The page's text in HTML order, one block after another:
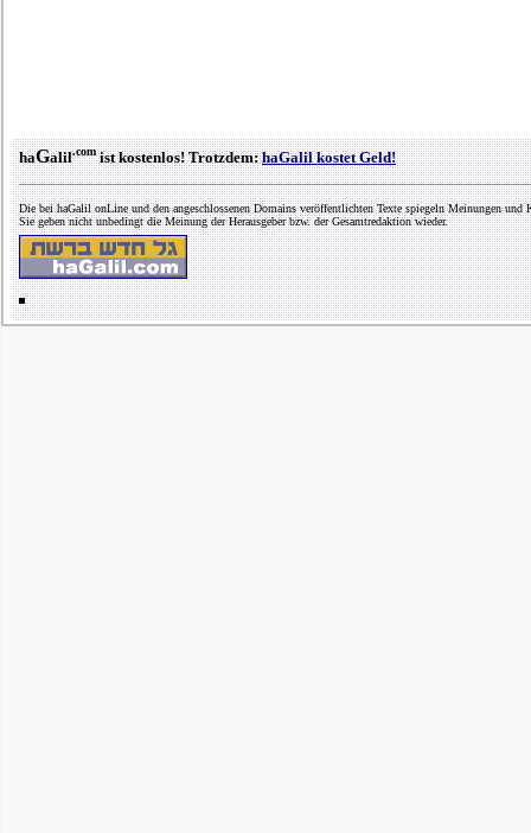
haGalil.comist kostenlos! Trotzdem:haGalil kostet Geld!
Die bei haGalil onLine und den angeschlossenen Domains veröffentlichten Texte spiegeln Meinungen und
Sie geben nicht unbedingt die Meinung der Herausgeber bzw. der Gesamtredaktion wieder.